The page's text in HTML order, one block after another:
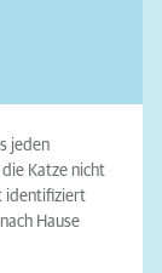
jeden
Katze nicht
identifiziert
Hause